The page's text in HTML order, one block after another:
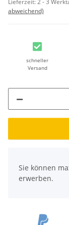
Lieferzeit:2 - 3
abweichend)
schneller
Versand
Sie können
erwerben.